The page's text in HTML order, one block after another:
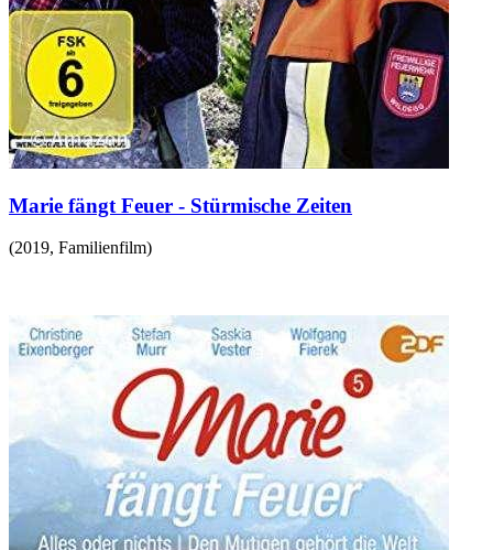
Marie fängt Feuer - Stürmische Zeiten
(2019, Familienfilm)